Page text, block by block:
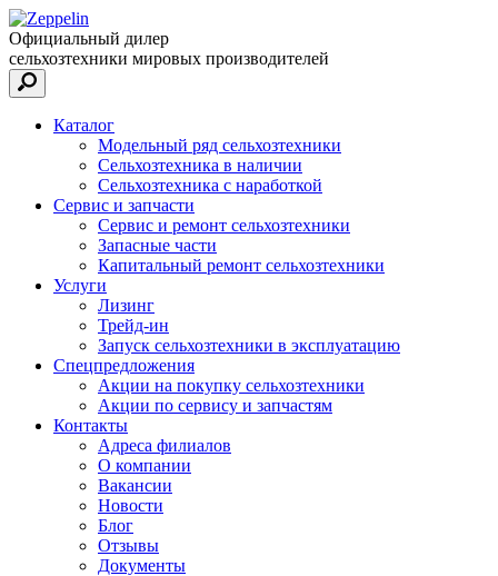
Официальный дилер
сельхозтехники мировых производителей
Каталог
Модельный ряд сельхозтехники
Сельхозтехника в наличии
Сельхозтехника с наработкой
Сервис и запчасти
Сервис и ремонт сельхозтехники
Запасные части
Капитальный ремонт сельхозтехники
Услуги
Лизинг
Трейд-ин
Запуск сельхозтехники в эксплуатацию
Спецпредложения
Акции на покупку сельхозтехники
Акции по сервису и запчастям
Контакты
Адреса филиалов
О компании
Вакансии
Новости
Блог
Отзывы
Документы